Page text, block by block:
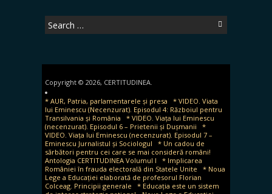
Search
for:
Copyright © 2026, CERTITUDINEA.
* AUR, Patria, parlamentarele și presa
* VIDEO. Viata
lui Eminescu (Necenzurat). Episodul 4: Războiul pentru
Transilvania și România
* VIDEO. Viața lui Eminescu
(necenzurat). Episodul 6 – Prietenii și Dușmanii
*
VIDEO. Viața lui Eminescu (necenzurat). Episodul 7 –
Eminescu Jurnalistul și Sociologul
* Un cadou de
sărbători pentru cei care se mai consideră români!
Antologia CERTITUDINEA Volumul I
* Implicarea
României în frauda electorală din Statele Unite
* Noua
Lege a Educației elaborată de profesorul Florian
Colceag. Principii generale
* Educația este un sistem